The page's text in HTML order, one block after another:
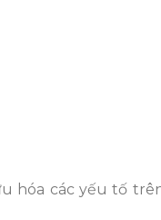
hóa các yếu tố